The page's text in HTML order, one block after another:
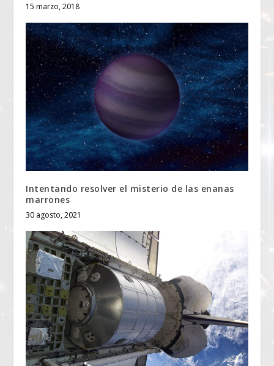
15 marzo, 2018
Intentando resolver el misterio de las enanas
marrones
30 agosto, 2021